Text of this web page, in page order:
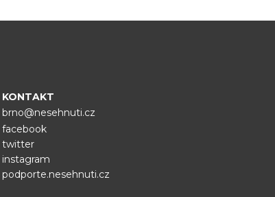
KONTAKT
brno@nesehnuti.cz
facebook
twitter
instagram
podporte.nesehnuti.cz